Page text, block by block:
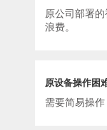
原公司部署
浪费。
原设备操作困
需要简易操作